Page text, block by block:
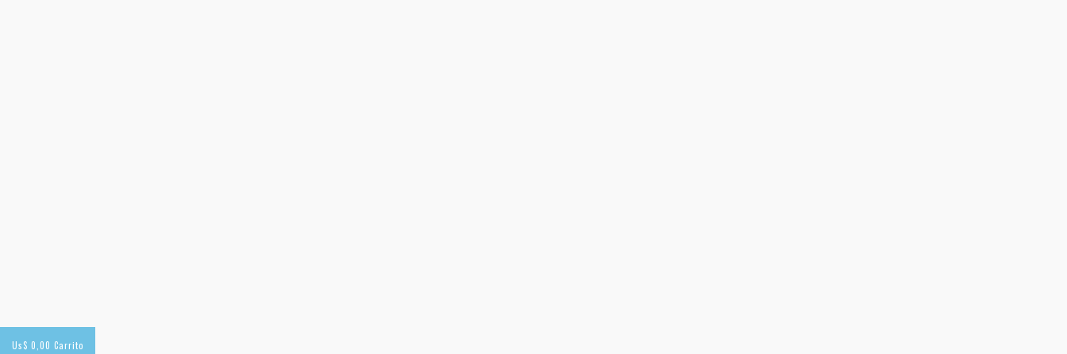
Us$ 0,00 Carrito